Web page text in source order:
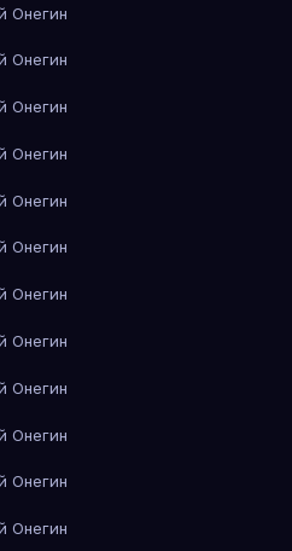
Онегин
Онегин
Онегин
Онегин
Онегин
Онегин
Онегин
Онегин
Онегин
Онегин
Онегин
Онегин